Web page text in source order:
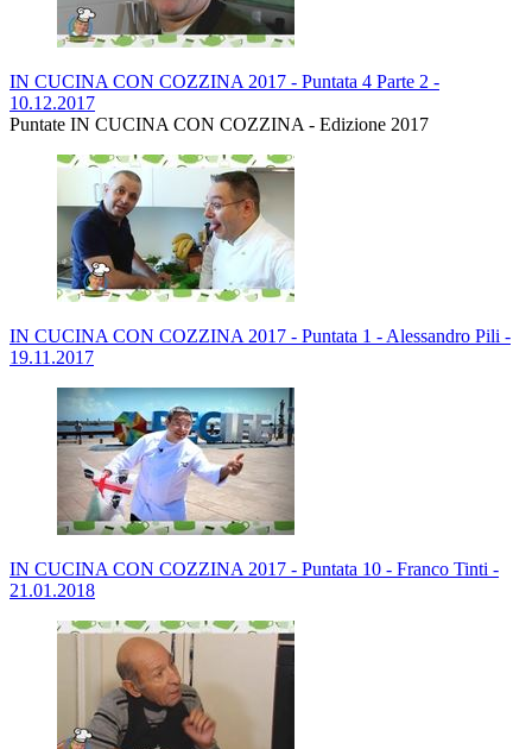
IN CUCINA CON COZZINA 2017 - Puntata 4 Parte 2 -
10.12.2017
Puntate IN CUCINA CON COZZINA - Edizione 2017
IN CUCINA CON COZZINA 2017 - Puntata 1 - Alessandro Pili -
19.11.2017
IN CUCINA CON COZZINA 2017 - Puntata 10 - Franco Tinti -
21.01.2018